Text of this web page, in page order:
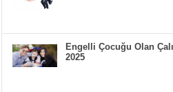
Engelli Çocuğu Olan
2025